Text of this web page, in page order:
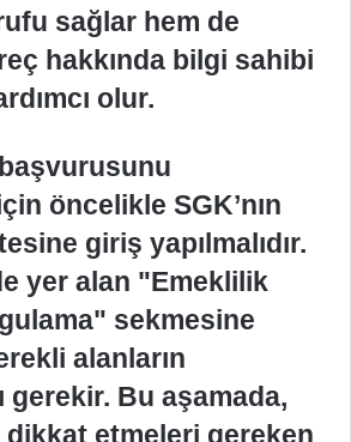
sağlar hem de
hakkında bilgi sahibi
olur.
öncelikle SGK’nın
giriş yapılmalıdır.
yer alan "Emeklilik
sekmesine
alanların
gerekir. Bu aşamada,
dikkat etmeleri gereken